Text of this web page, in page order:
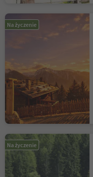
Na życzenie
Na życzenie